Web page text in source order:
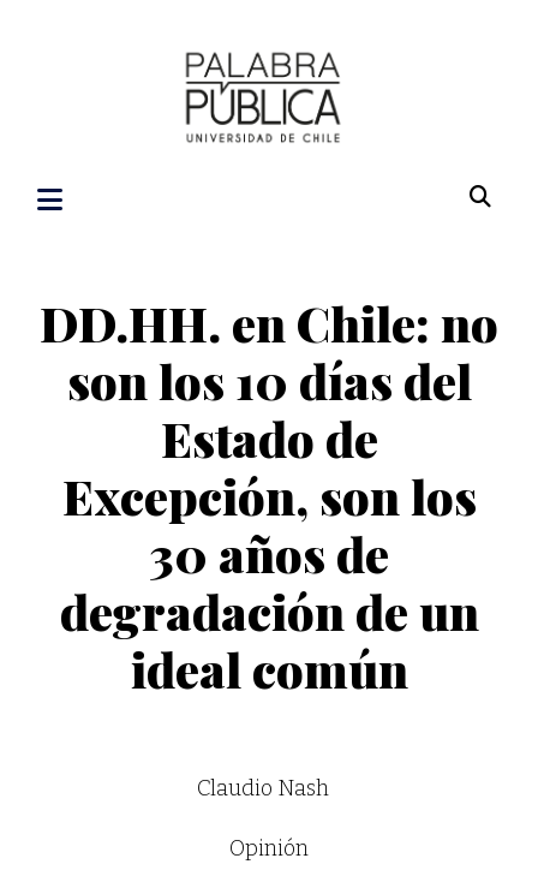
DD.HH. en Chile: no
son los 10 días del
Estado de
Excepción, son los
30 años de
degradación de un
ideal común
Claudio Nash
Opinión